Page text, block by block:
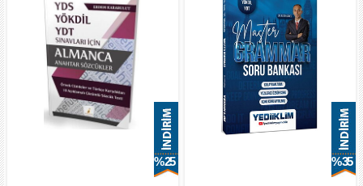
% 25 % 35